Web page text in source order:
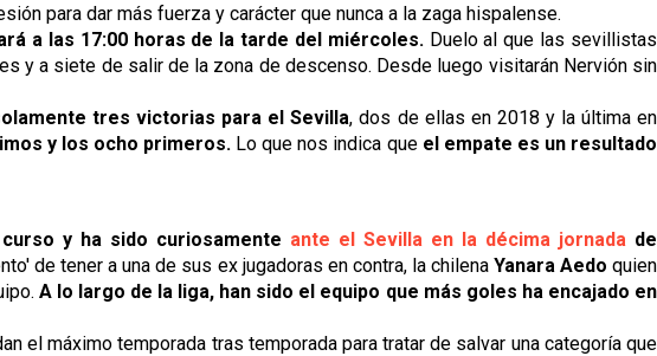
para dar más fuerza y carácter que nunca a la zaga hispalense.
a las 17:00 horas de la tarde del miércoles. Duelo al que las sevillistas
y a siete de salir de la zona de descenso. Desde luego visitarán Nervión sin
tres victorias para el Sevilla, dos de ellas en 2018 y la última en
y los ocho primeros. Lo que nos indica que el empate es un resultado
y ha sido curiosamente ante el Sevilla en la décima jornada de
de tener a una de sus ex jugadoras en contra, la chilena Yanara Aedo quien
A lo largo de la liga, han sido el equipo que más goles ha encajado en
el máximo temporada tras temporada para tratar de salvar una categoría que